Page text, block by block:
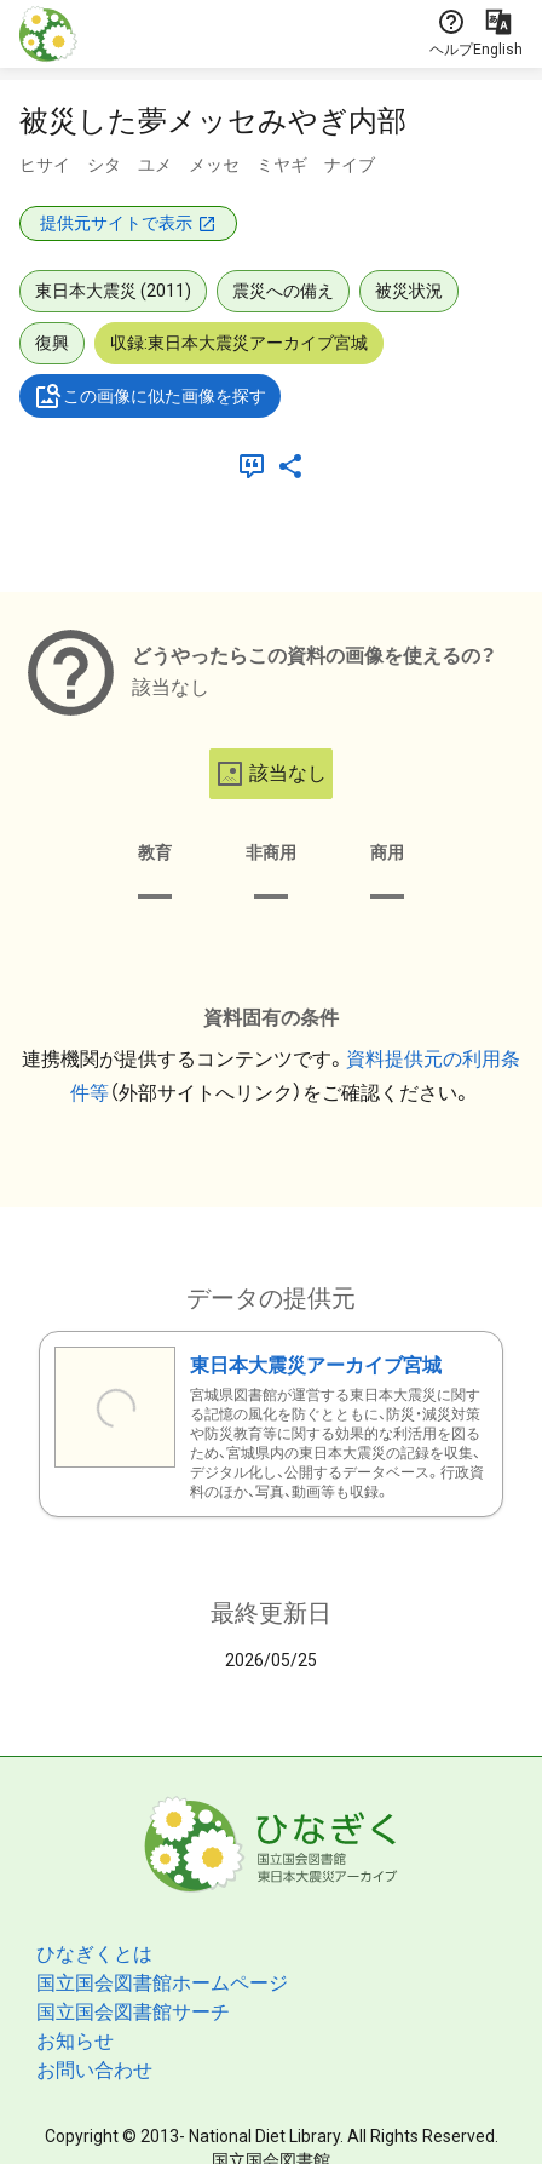
本文に飛ぶ
ヘルプEnglish
被災した夢メッセみやぎ内部
ヒサイ シタ ユメ メッセ ミヤギ ナイブ
提供元サイトで表示
東日本大震災 (2011) 震災への備え 被災状況
復興 収録:東日本大震災アーカイブ宮城
この画像に似た画像を探す
どうやったらこの資料の画像を使えるの？
該当なし
該当なし
教育 非商用 商用
資料固有の条件
連携機関が提供するコンテンツです。 資料提供元の利用条
件等（外部サイトへリンク）をご確認ください。
データの提供元
東日本大震災アーカイブ宮城
宮城県図書館が運営する東日本大震災に関す
る記憶の風化を防ぐとともに、防災・減災対策
や防災教育等に関する効果的な利活用を図る
ため、宮城県内の東日本大震災の記録を収集、
デジタル化し、公開するデータベース。行政資
料のほか、写真、動画等も収録。
最終更新日
2026/05/25
ひなぎくとは
国立国会図書館ホームページ
国立国会図書館サーチ
お知らせ
お問い合わせ
Copyright © 2013- National Diet Library. All Rights Reserved.